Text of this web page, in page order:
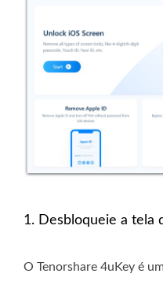
1. Desbloqueie a tela
O Tenorshare 4uKey é